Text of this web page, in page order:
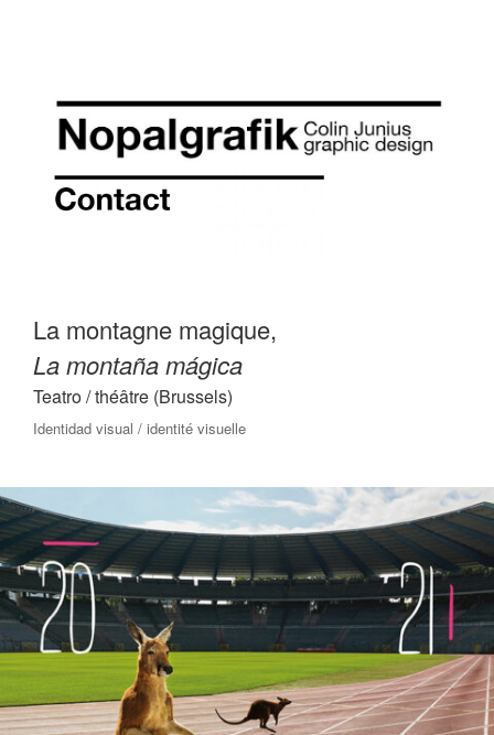
La montagne magique,
La montaña mágica
Teatro / théâtre (Brussels)
Identidad visual / identité visuelle